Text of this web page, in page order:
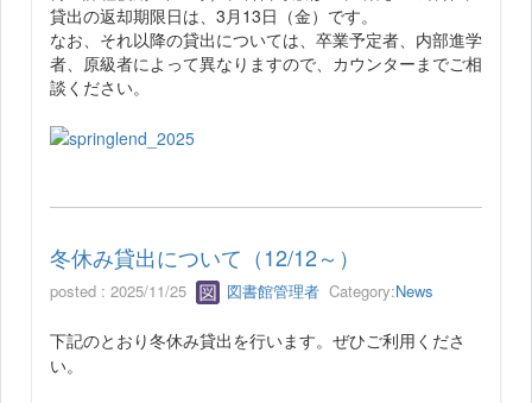
貸出の返却期限日は、3月13日（金）です。
なお、それ以降の貸出については、卒業予定者、内部進学
者、原級者によって異なりますので、カウンターまでご相
談ください。
冬休み貸出について（12/12～）
posted : 2025/11/25 図書館管理者 Category:News
下記のとおり冬休み貸出を行います。ぜひご利用くださ
い。